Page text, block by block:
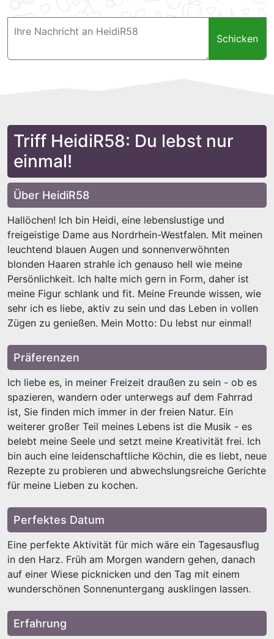
Schicken
Triff HeidiR58: Du lebst nur
einmal!
Über HeidiR58
Hallöchen! Ich bin Heidi, eine lebenslustige und
freigeistige Dame aus Nordrhein-Westfalen. Mit meinen
leuchtend blauen Augen und sonnenverwöhnten
blonden Haaren strahle ich genauso hell wie meine
Persönlichkeit. Ich halte mich gern in Form, daher ist
meine Figur schlank und fit. Meine Freunde wissen, wie
sehr ich es liebe, aktiv zu sein und das Leben in vollen
Zügen zu genießen. Mein Motto: Du lebst nur einmal!
Präferenzen
Ich liebe es, in meiner Freizeit draußen zu sein - ob es
spazieren, wandern oder unterwegs auf dem Fahrrad
ist, Sie finden mich immer in der freien Natur. Ein
weiterer großer Teil meines Lebens ist die Musik - es
belebt meine Seele und setzt meine Kreativität frei. Ich
bin auch eine leidenschaftliche Köchin, die es liebt, neue
Rezepte zu probieren und abwechslungsreiche Gerichte
für meine Lieben zu kochen.
Perfektes Datum
Eine perfekte Aktivität für mich wäre ein Tagesausflug
in den Harz. Früh am Morgen wandern gehen, danach
auf einer Wiese picknicken und den Tag mit einem
wunderschönen Sonnenuntergang ausklingen lassen.
Erfahrung